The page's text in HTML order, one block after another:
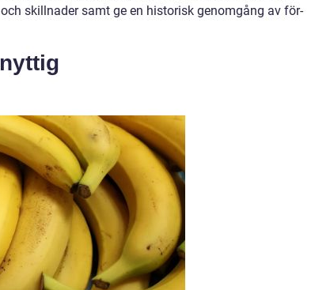
skillnader samt ge en historisk genomgång av för-